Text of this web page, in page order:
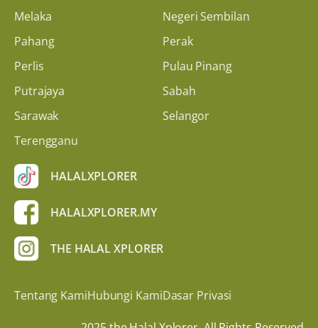
Melaka
Negeri Sembilan
Pahang
Perak
Perlis
Pulau Pinang
Putrajaya
Sabah
Sarawak
Selangor
Terengganu
HALALXPLORER
HALALXPLORER.MY
THE HALAL XPLORER
Tentang KamiHubungi KamiDasar Privasi